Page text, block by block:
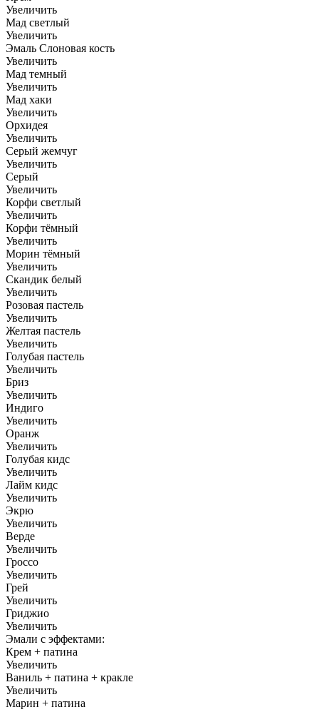
Увеличить
Мад светлый
Увеличить
Эмаль Слоновая кость
Увеличить
Мад темный
Увеличить
Мад хаки
Увеличить
Орхидея
Увеличить
Серый жемчуг
Увеличить
Серый
Увеличить
Корфи светлый
Увеличить
Корфи тёмный
Увеличить
Морин тёмный
Увеличить
Скандик белый
Увеличить
Розовая пастель
Увеличить
Желтая пастель
Увеличить
Голубая пастель
Увеличить
Бриз
Увеличить
Индиго
Увеличить
Оранж
Увеличить
Голубая кидс
Увеличить
Лайм кидс
Увеличить
Экрю
Увеличить
Верде
Увеличить
Гроссо
Увеличить
Грей
Увеличить
Гриджио
Увеличить
Эмали с эффектами:
Крем + патина
Увеличить
Ваниль + патина + кракле
Увеличить
Марин + патина